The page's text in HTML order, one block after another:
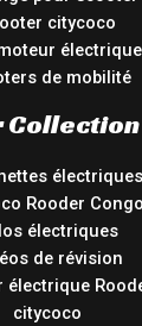
citycoco
électrique
de mobilité
Collection
électriques
Rooder Congo
électriques
de révision
électrique
citycoco